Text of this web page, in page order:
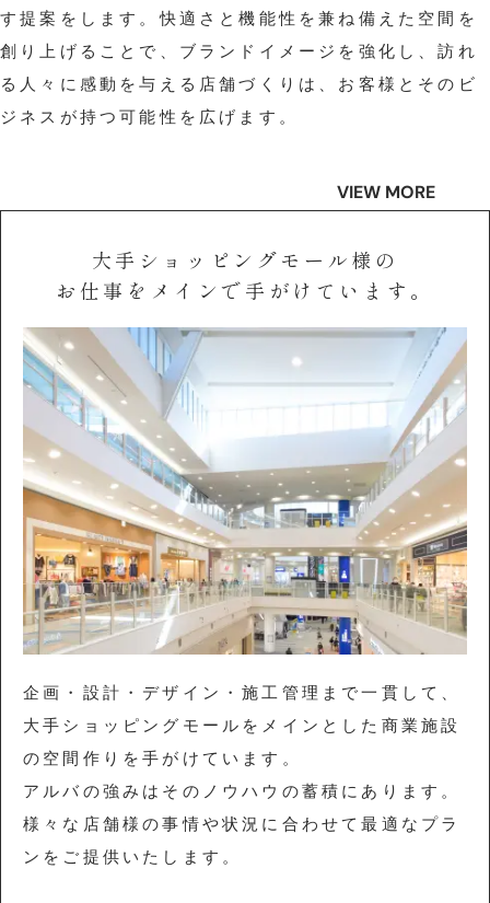
す提案をします。快適さと機能性を兼ね備えた空間を
創り上げることで、ブランドイメージを強化し、訪れ
る人々に感動を与える店舗づくりは、お客様とそのビ
ジネスが持つ可能性を広げます。
VIEW MORE
大手ショッピングモール様の
お仕事をメインで手がけています。
企画・設計・デザイン・施工管理まで一貫して、
大手ショッピングモールをメインとした商業施設
の空間作りを手がけています。
アルバの強みはそのノウハウの蓄積にあります。
様々な店舗様の事情や状況に合わせて最適なプラ
ンをご提供いたします。